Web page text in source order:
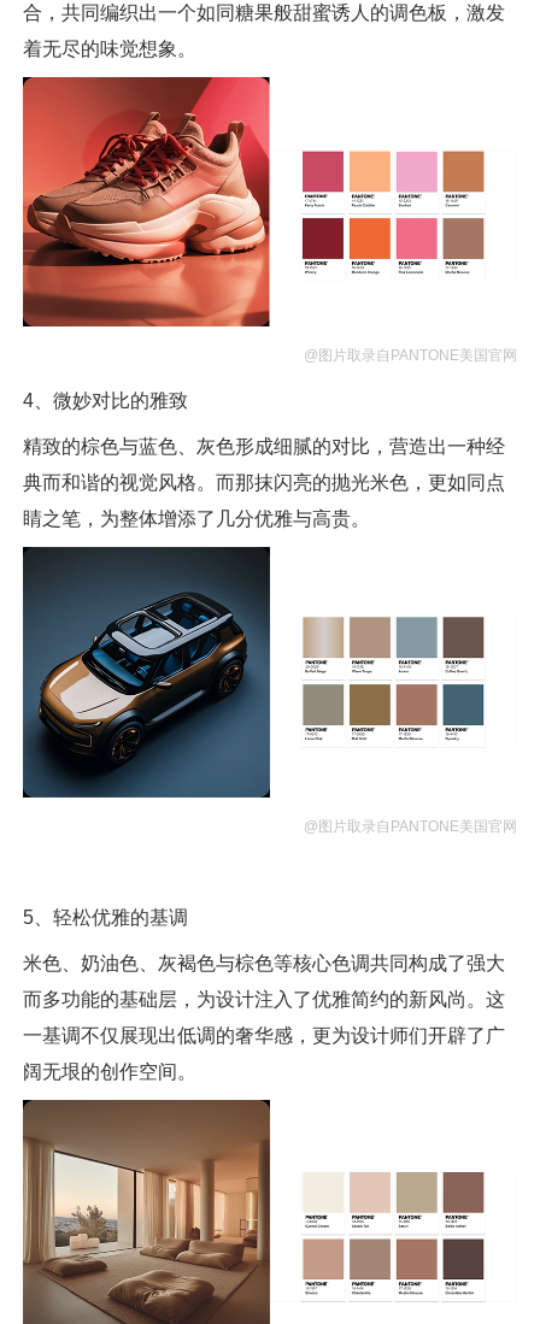
合，共同编织出一个如同糖果般甜蜜诱人的调色板，激发
着无尽的味觉想象。
@图片取录自PANTONE美国官网
4、微妙对比的雅致
精致的棕色与蓝色、灰色形成细腻的对比，营造出一种经
典而和谐的视觉风格。而那抹闪亮的抛光米色，更如同点
睛之笔，为整体增添了几分优雅与高贵。
@图片取录自PANTONE美国官网
5、轻松优雅的基调
米色、奶油色、灰褐色与棕色等核心色调共同构成了强大
而多功能的基础层，为设计注入了优雅简约的新风尚。这
一基调不仅展现出低调的奢华感，更为设计师们开辟了广
阔无垠的创作空间。